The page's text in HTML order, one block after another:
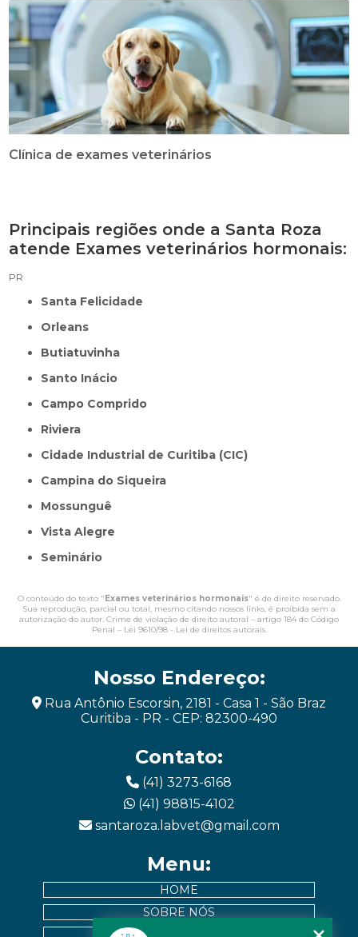
Clínica de exames veterinários
Principais regiões onde a Santa Roza
atende Exames veterinários hormonais:
PR
Santa Felicidade
Orleans
Butiatuvinha
Santo Inácio
Campo Comprido
Riviera
Cidade Industrial de Curitiba (CIC)
Campina do Siqueira
Mossunguê
Vista Alegre
Seminário
O conteúdo do texto " Exames veterinários hormonais" é de direito reservado.
Sua reprodução, parcial ou total, mesmo citando nossos links, é proibida sem a
autorização do autor. Crime de violação de direito autoral – artigo 184 do Código
Penal – Lei 9610/98 - Lei de direitos autorais.
Nosso Endereço:
Rua Antônio Escorsin, 2181 - Casa 1 - São Braz
Curitiba - PR - CEP: 82300-490
Contato:
(41) 3273-6168
(41) 98815-4102
santaroza.labvet@gmail.com
Menu:
HOME
SOBRE NÓS